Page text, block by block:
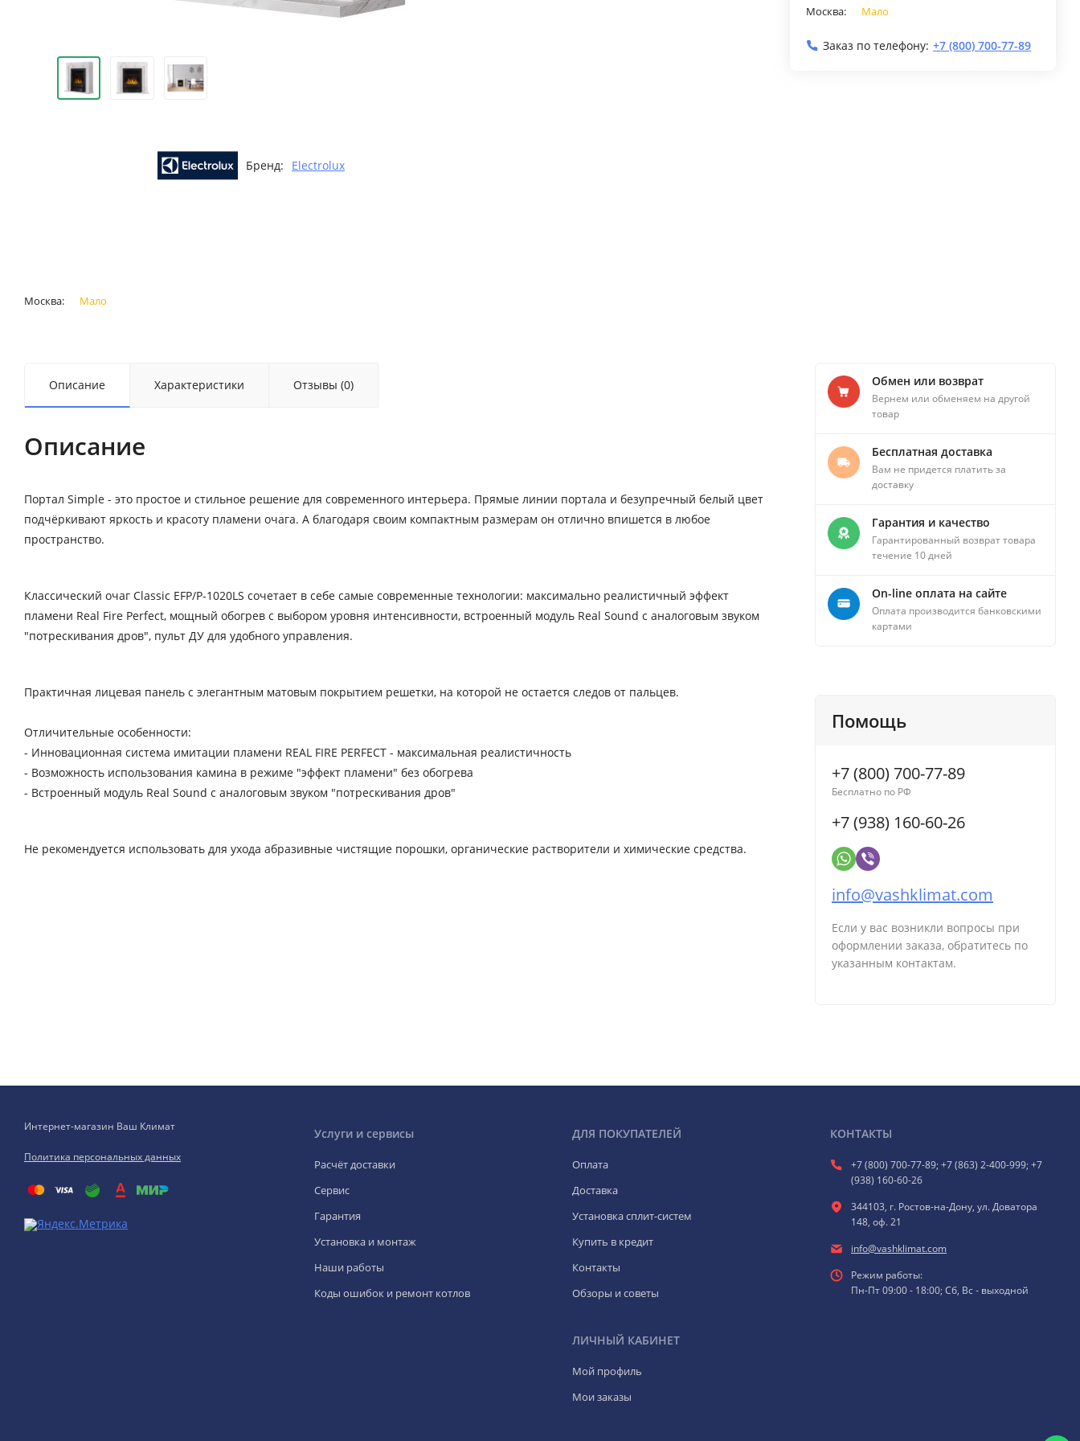
Бренд: Electrolux
Москва: Мало
Заказ по телефону: +7 (800) 700-77-89
Москва: Мало
Описание Характеристики Отзывы (0)
Описание
Портал Simple - это простое и стильное решение для современного интерьера. Прямые линии портала и безупречный белый цвет
подчёркивают яркость и красоту пламени очага. А благодаря своим компактным размерам он отлично впишется в любое
пространство.
Классический очаг Classic EFP/P-1020LS сочетает в себе самые современные технологии: максимально реалистичный эффект
пламени Real Fire Perfect, мощный обогрев с выбором уровня интенсивности, встроенный модуль Real Sound с аналоговым звуком
"потрескивания дров", пульт ДУ для удобного управления.
Практичная лицевая панель с элегантным матовым покрытием решетки, на которой не остается следов от пальцев.
Отличительные особенности:
- Инновационная система имитации пламени REAL FIRE PERFECT - максимальная реалистичность
- Возможность использования камина в режиме "эффект пламени" без обогрева
- Встроенный модуль Real Sound с аналоговым звуком "потрескивания дров"
Не рекомендуется использовать для ухода абразивные чистящие порошки, органические растворители и химические средства.
Обмен или возврат
Вернем или обменяем на другой
товар
Бесплатная доставка
Вам не придется платить за
доставку
Гарантия и качество
Гарантированный возврат товара
течение 10 дней
On-line оплата на сайте
Оплата производится банковскими
картами
Помощь
+7 (800) 700-77-89
Бесплатно по РФ
+7 (938) 160-60-26
info@vashklimat.com
Если у вас возникли вопросы при
оформлении заказа, обратитесь по
указанным контактам.
Интернет-магазин Ваш Климат
Политика персональных данных
Услуги и сервисы
Расчёт доставки
Сервис
Гарантия
Установка и монтаж
Наши работы
Коды ошибок и ремонт котлов
ДЛЯ ПОКУПАТЕЛЕЙ
Оплата
Доставка
Установка сплит-систем
Купить в кредит
Контакты
Обзоры и советы
ЛИЧНЫЙ КАБИНЕТ
Мой профиль
Мои заказы
КОНТАКТЫ
+7 (800) 700-77-89; +7 (863) 2-400-999; +7
(938) 160-60-26
344103, г. Ростов-на-Дону, ул. Доватора
148, оф. 21
info@vashklimat.com
Режим работы:
Пн-Пт 09:00 - 18:00; Сб, Вс - выходной